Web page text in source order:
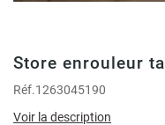
Store enrouleur
Réf.1263045190
Voir la description